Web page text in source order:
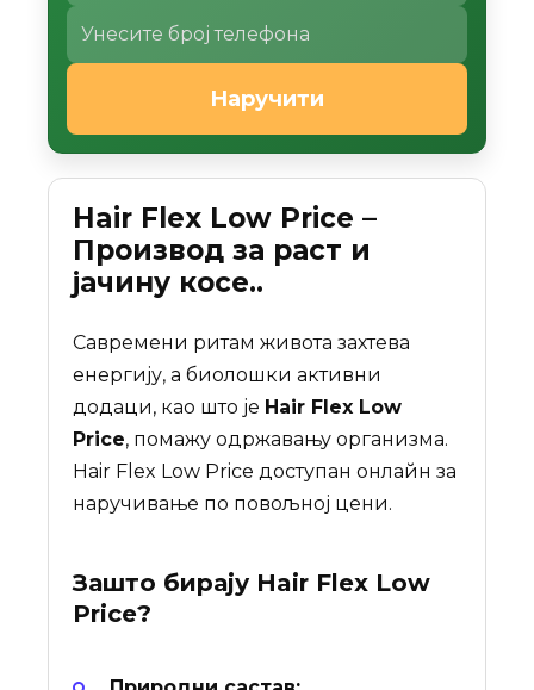
Наручити
Hair Flex Low Price –
Производ за раст и
јачину косе..
Савремени ритам живота захтева
енергију, а биолошки активни
додаци, као што је Hair Flex Low
Price, помажу одржавању организма.
Hair Flex Low Price доступан онлайн за
наручивање по повољној цени.
Зашто бирају Hair Flex Low
Price?